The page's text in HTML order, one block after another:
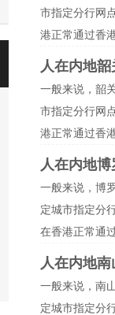
市指定分行网
港正常通过香
人在内地
一般来说，韶
市指定分行网
港正常通过香
人在内地
一般来说，博
定城市指定分
在香港正常通
人在内地
一般来说，南
定城市指定分